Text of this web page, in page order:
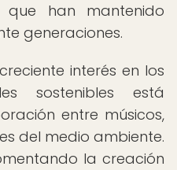
que han mantenido
generaciones.
interés en los
sostenibles está
entre músicos,
del medio ambiente.
la creación